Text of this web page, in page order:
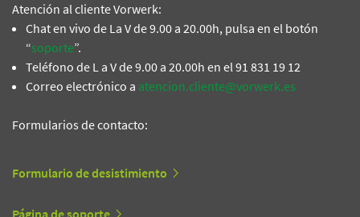
Atención al cliente Vorwerk:
Chat en vivo de La V de 9.00 a 20.00h, pulsa en el botón
“soporte”.
Teléfono de L a V de 9.00 a 20.00h en el 91 831 19 12
Correo electrónico a atencion.cliente@vorwerk.es
Formularios de contacto:
Formulario de desistimiento